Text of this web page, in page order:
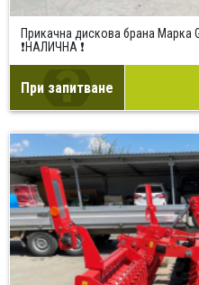
Прикачна дискова брана Марка
❗НАЛИЧНА ❗
При запитване